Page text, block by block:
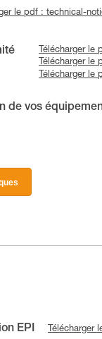
le pdf : technical-
Télécharger le
Télécharger le
Télécharger le
de vos
EPI Télécharger